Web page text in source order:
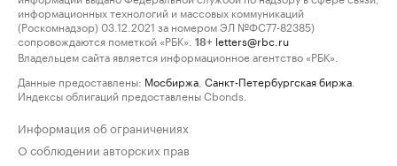
информационных технологий и массовых коммуникаций
(Роскомнадзор) 03.12.2021 за номером ЭЛ №ФС77-82385)
сопровождаются пометкой «РБК».
18+ letters@rbc.ru
Владельцем сайта является информационное агентство «РБК».
Данные предоставлены: Мосбиржа Санкт-Петербургская биржа
Индексы облигаций предоставлены Cbonds.
Информация об ограничениях
О соблюдении авторских прав